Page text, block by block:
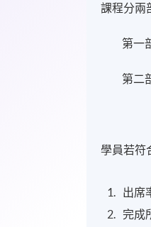
課程分兩
第一部
第二部
學員若符
出席
完成